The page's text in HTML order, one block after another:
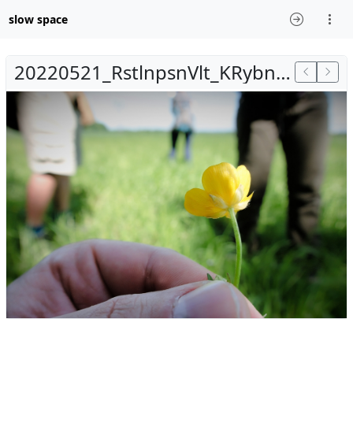
slow space
20220521_RstlnpsnVlt_KRybníkůmPoblížBřehova_100424_OBR04985_RT20220529_vrstboslem_zm1200.jpg